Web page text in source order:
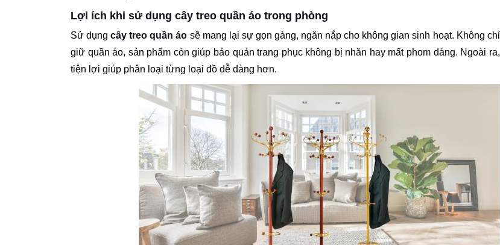
Lợi ích khi sử dụng cây treo quần áo trong phòng
Sử dụngcây treo quần áo sẽ mang lại sự gọn gàng, ngăn nắp cho không gian sinh hoạt. Không
giữ quần áo, sản phẩm còn giúp bảo quản trang phục không bị nhăn hay mất phom dáng. Ngoài
tiện lợi giúp phân loại từng loại đồ dễ dàng hơn.